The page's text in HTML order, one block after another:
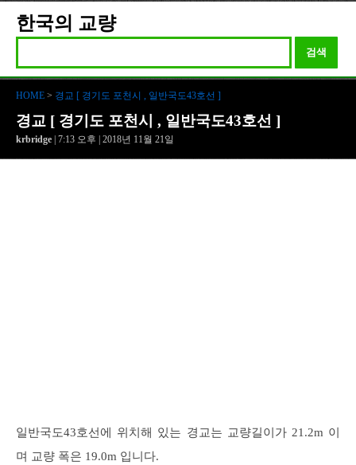
한국의 교량
검색
HOME > 경교 [ 경기도 포천시 , 일반국도43호선 ]
경교 [ 경기도 포천시 , 일반국도43호선 ]
krbridge | 7:13 오후 | 2018년 11월 21일
일반국도43호선에 위치해 있는 경교는 교량길이가 21.2m 이
며 교량 폭은 19.0m 입니다.